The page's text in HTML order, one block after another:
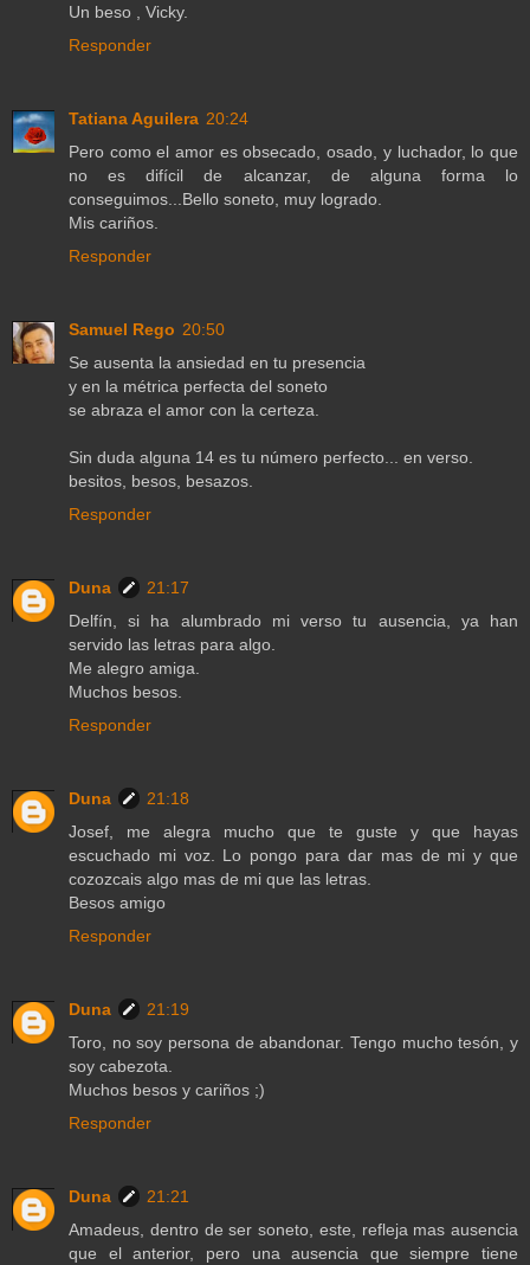
Un beso , Vicky.
Responder
Tatiana Aguilera 20:24
Pero como el amor es obsecado, osado, y luchador, lo que
no es difícil de alcanzar, de alguna forma lo
conseguimos...Bello soneto, muy logrado.
Mis cariños.
Responder
Samuel Rego 20:50
Se ausenta la ansiedad en tu presencia
y en la métrica perfecta del soneto
se abraza el amor con la certeza.
Sin duda alguna 14 es tu número perfecto... en verso.
besitos, besos, besazos.
Responder
Duna
21:17
Delfín, si ha alumbrado mi verso tu ausencia, ya han
servido las letras para algo.
Me alegro amiga.
Muchos besos.
Responder
Duna
21:18
Josef, me alegra mucho que te guste y que hayas
escuchado mi voz. Lo pongo para dar mas de mi y que
cozozcais algo mas de mi que las letras.
Besos amigo
Responder
Duna
21:19
Toro, no soy persona de abandonar. Tengo mucho tesón, y
soy cabezota.
Muchos besos y cariños ;)
Responder
Duna
21:21
Amadeus, dentro de ser soneto, este, refleja mas ausencia
que el anterior, pero una ausencia que siempre tiene